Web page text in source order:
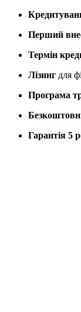
Перший
Термін
Лізинг для
Програма
Гарантія 5